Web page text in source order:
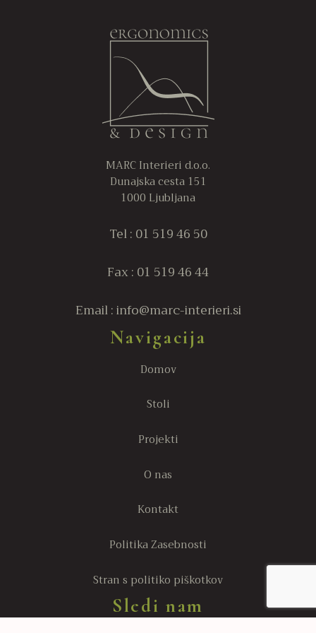
MARC Interieri d.o.o.
Dunajska cesta 151
1000 Ljubljana
Tel : 01 519 46 50
Fax : 01 519 46 44
Email : info@marc-interieri.si
Navigacija
Domov
Stoli
Projekti
O nas
Kontakt
Politika Zasebnosti
Stran s politiko piškotkov
Sledi nam